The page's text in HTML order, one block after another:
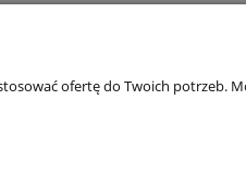
Spółka Jawna
ofertę do Twoich potrzeb.